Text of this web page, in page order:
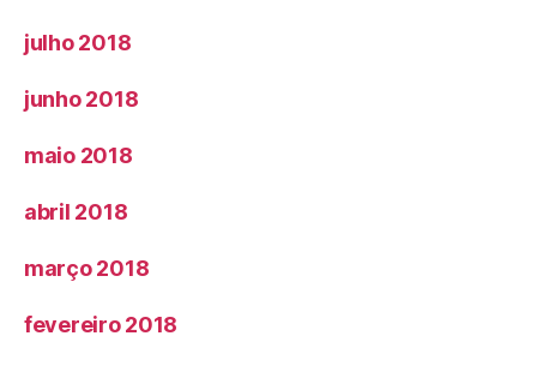
julho 2018
junho 2018
maio 2018
abril 2018
março 2018
fevereiro 2018